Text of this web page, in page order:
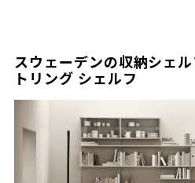
スウェーデンの収納シェ
トリング シェルフ